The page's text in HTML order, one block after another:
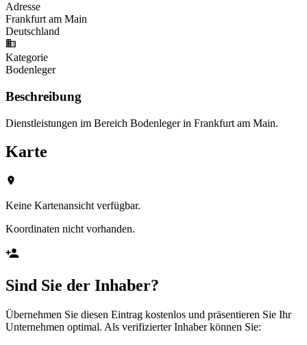
Adresse
Frankfurt am Main
Deutschland
Kategorie
Bodenleger
Beschreibung
Dienstleistungen im Bereich Bodenleger in Frankfurt am Main.
Karte
Keine Kartenansicht verfügbar.
Koordinaten nicht vorhanden.
Sind Sie der Inhaber?
Übernehmen Sie diesen Eintrag kostenlos und präsentieren Sie Ihr
Unternehmen optimal. Als verifizierter Inhaber können Sie: